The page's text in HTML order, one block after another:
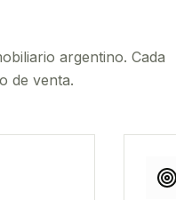
argentino. Cada
de venta.